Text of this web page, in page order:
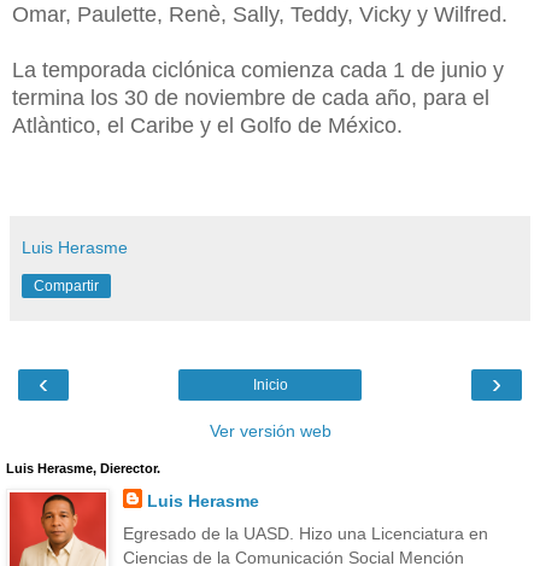
Omar, Paulette, Renè, Sally, Teddy, Vicky y Wilfred.
La temporada ciclónica comienza cada 1 de junio y
termina los 30 de noviembre de cada año, para el
Atlàntico, el Caribe y el Golfo de México.
Luis Herasme
Compartir
‹ ›
Inicio
Ver versión web
Luis Herasme, Dierector.
Luis Herasme
Egresado de la UASD. Hizo una Licenciatura en
Ciencias de la Comunicación Social Mención